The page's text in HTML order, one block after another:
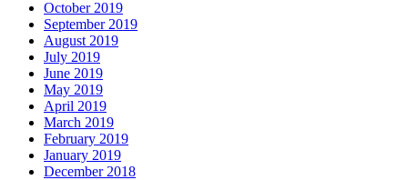
October 2019
September 2019
August 2019
July 2019
June 2019
May 2019
April 2019
March 2019
February 2019
January 2019
December 2018